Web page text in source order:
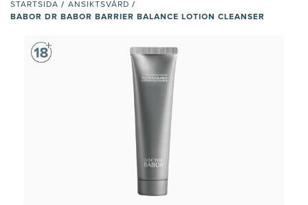
STARTSIDA / ANSIKTSVÅRD /
BABOR DR BABOR BARRIER BALANCE LOTION CLEANSER